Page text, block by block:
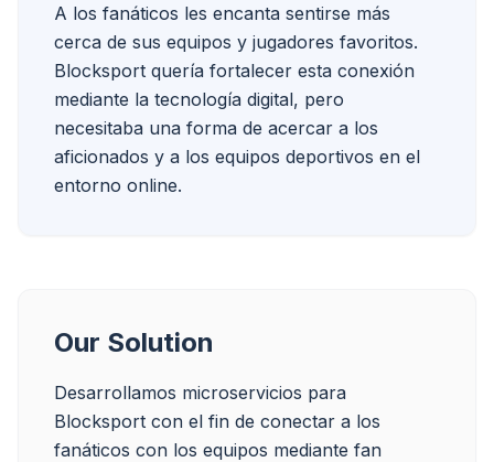
A los fanáticos les encanta sentirse más
cerca de sus equipos y jugadores favoritos.
Blocksport quería fortalecer esta conexión
mediante la tecnología digital, pero
necesitaba una forma de acercar a los
aficionados y a los equipos deportivos en el
entorno online.
Our Solution
Desarrollamos microservicios para
Blocksport con el fin de conectar a los
fanáticos con los equipos mediante fan